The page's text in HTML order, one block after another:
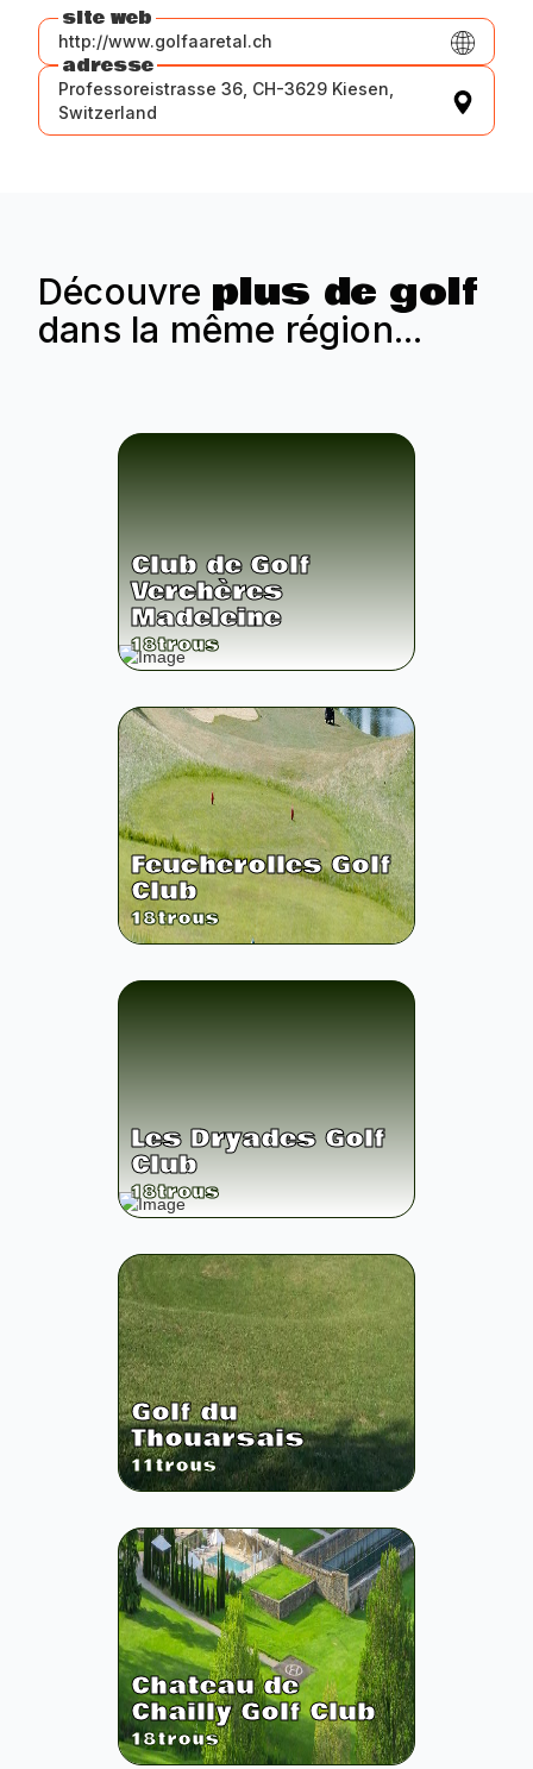
site web
http://www.golfaaretal.ch
adresse
Professoreistrasse 36, CH-3629 Kiesen,
Switzerland
Découvre plus de golf
dans la même région...
Club de Golf
Verchères
Madeleine
18trous
Feucherolles Golf
Club
18trous
Les Dryades Golf
Club
18trous
Golf du
Thouarsais
11trous
Chateau de
Chailly Golf Club
18trous